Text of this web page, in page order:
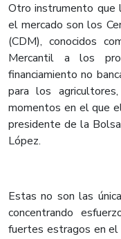
Otro instrumento que
el mercado son los
(CDM), conocidos
Mercantil a los
financiamiento no
para los
momentos en el que
presidente de la
López.
Estas no son las
concentrando
fuertes estragos en el